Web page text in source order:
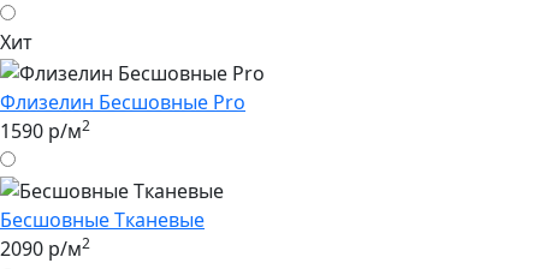
Хит
Флизелин Бесшовные Pro
1590 р/м2
Бесшовные Tканевые
2090 р/м2